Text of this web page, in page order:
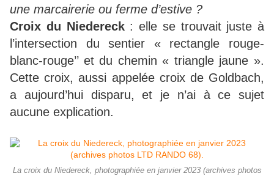
une marcairerie ou ferme d’estive ?
Croix du Niedereck: elle se trouvait juste à
l’intersection du sentier « rectangle rouge-
blanc-rouge’’ et du chemin « triangle jaune ».
Cette croix, aussi appelée croix de Goldbach,
a aujourd’hui disparu, et je n’ai à ce sujet
aucune explication.
La croix du Niedereck, photographiée en janvier 2023 (archives photos